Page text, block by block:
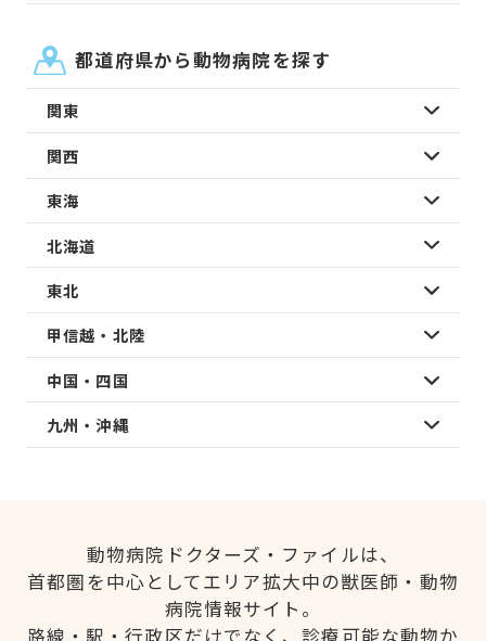
都道府県から動物病院を探す
関東
関西
東海
北海道
東北
甲信越・北陸
中国・四国
九州・沖縄
動物病院ドクターズ・ファイルは、
首都圏を中心としてエリア拡大中の獣医師・動物
病院情報サイト。
路線・駅・行政区だけでなく、診療可能な動物か